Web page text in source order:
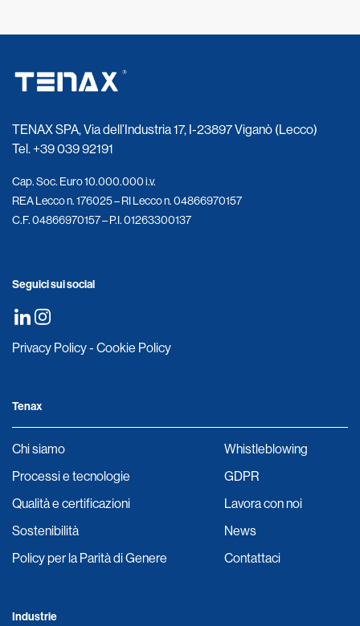
TENAX SPA, Via dell’Industria 17, I-23897 Viganò (Lecco)
Tel.+39 039 92191
Cap. Soc. Euro 10.000.000 i.v.
REA Lecco n. 176025 – RI Lecco n. 04866970157
C.F. 04866970157 – P.I. 01263300137
Seguici sui social
Privacy Policy- Cookie Policy
Tenax
Chi siamo
Processi e tecnologie
Qualità e certificazioni
Sostenibilità
Policy per la Parità di Genere
Whistleblowing
GDPR
Lavora con noi
News
Contattaci
Industrie